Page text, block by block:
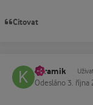
Citovat
keramik
Odesláno 3. října